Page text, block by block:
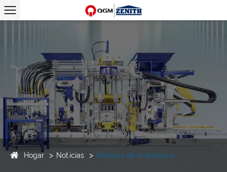
Hogar Noticias Noticias de la empresa